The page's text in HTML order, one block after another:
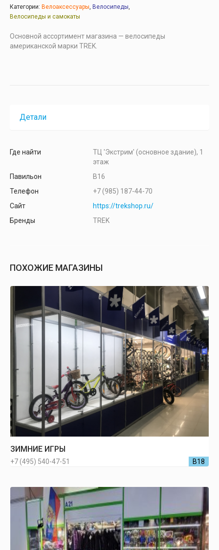
Категории: Велоаксессуары Велосипеды
Велосипеды и самокаты
Основной ассортимент магазина — велосипеды
американской марки TREK.
Детали
Где найти
ТЦ 'Экстрим' (основное здание), 1
этаж
Павильон
В16
Телефон
+7 (985) 187-44-70
Сайт
https://trekshop.ru/
Бренды
TREK
ПОХОЖИЕ МАГАЗИНЫ
ЗИМНИЕ ИГРЫ
В18
+7 (495) 540-47-51